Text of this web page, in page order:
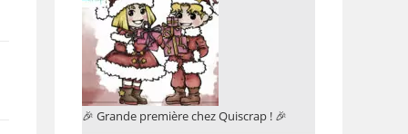
🎉 Grande première chez Quiscrap ! 🎉